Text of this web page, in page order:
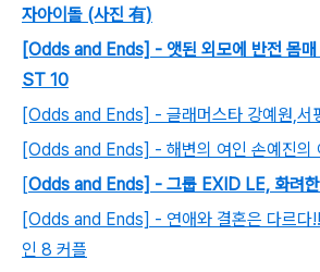
자아이돌 (사진 有)
[Odds and Ends] - 앳된 외모에 반전 몸
ST 10
[Odds and Ends] - 글래머스타 강예원,서
[Odds and Ends] - 해변의 여인 손예진의
[Odds and Ends] - 그룹 EXID LE, 화려한
[Odds and Ends] - 연애와 결혼은 다르다
인 8 커플